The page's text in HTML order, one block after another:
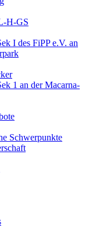
H-GS
I des FiPP e.V. an
1 an der Macarna-
Schwerpunkte